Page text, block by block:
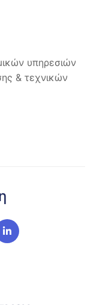
υπηρεσιών
& τεχνικών